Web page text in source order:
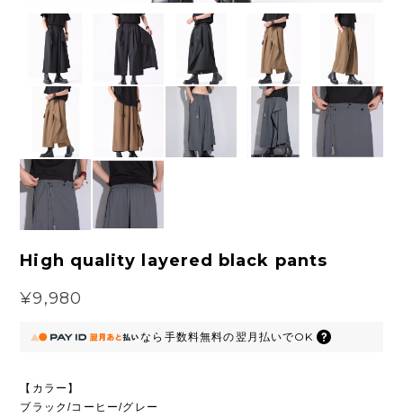
High quality layered black pants
¥9,980
なら 手数料無料の翌月払いでOK
【カラー】
ブラック/コーヒー/グレー